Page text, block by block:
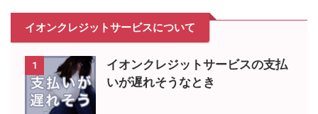
イオンクレジットサービスについて
1
イオンクレジットサービスの支払
いが遅れそうなとき